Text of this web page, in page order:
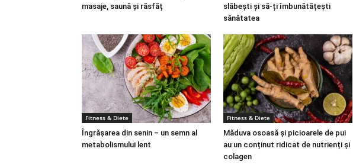
masaje, saună și răsfăț
slăbești și să-ți îmbunătățești
sănătatea
Fitness & Diete
Îngrășarea din senin – un semn al
metabolismului lent
Fitness & Diete
Măduva osoasă și picioarele de pui
au un conținut ridicat de nutrienți și
colagen